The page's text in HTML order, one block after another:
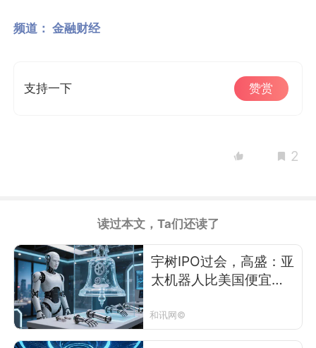
频道： 金融财经
支持一下 赞赏
2
读过本文，Ta们还读了
宇树IPO过会，高盛：亚
太机器人比美国便宜
和讯网©